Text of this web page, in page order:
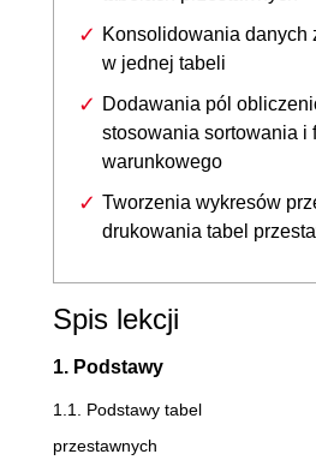
Konsolidowania danych
w jednej tabeli
Dodawania pól
stosowania sortowania i
warunkowego
Tworzenia wykresów
drukowania tabel
Spis lekcji
1. Podstawy
1.1. Podstawy tabel
przestawnych